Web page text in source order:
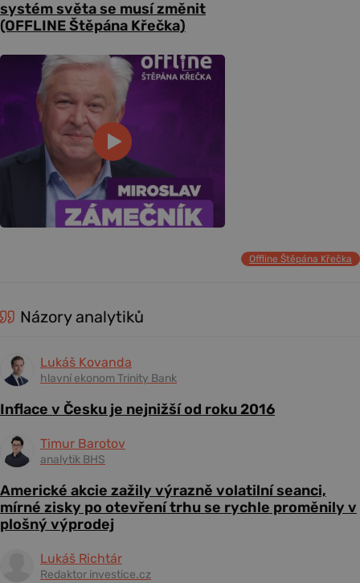
systém světa se musí změnit
(OFFLINE Štěpána Křečka)
Offline Štěpána Křečka
Názory analytiků
Lukáš Kovanda
hlavní ekonom Trinity Bank
Inflace v Česku je nejnižší od roku 2016
Timur Barotov
analytik BHS
Americké akcie zažily výrazně volatilní seanci,
mírné zisky po otevření trhu se rychle proměnily v
plošný výprodej
Lukáš Richtár
Redaktor investice.cz